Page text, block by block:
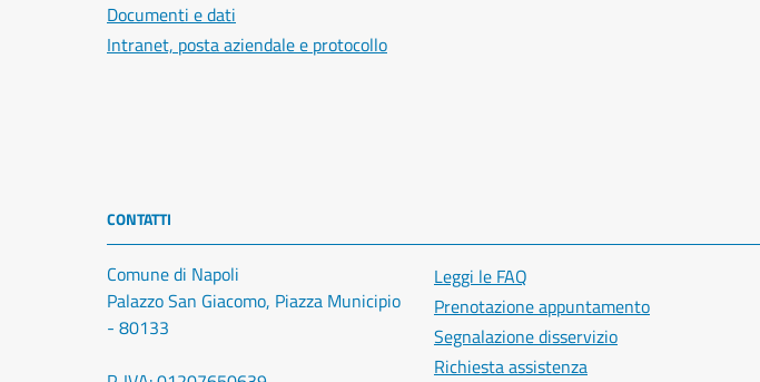
Documenti e dati
Intranet, posta aziendale e protocollo
CONTATTI
Comune di Napoli
Palazzo San Giacomo, Piazza Municipio
- 80133
Leggi le FAQ
Prenotazione appuntamento
Segnalazione disservizio
Richiesta assistenza